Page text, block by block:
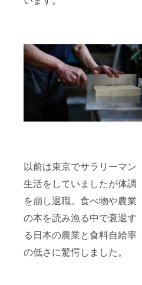
以前は東京でサラリーマン
生活をしていましたが体調
を崩し退職。食べ物や農業
の本を読み漁る中で衰退す
る日本の農業と食料自給率
の低さに驚愕しました。